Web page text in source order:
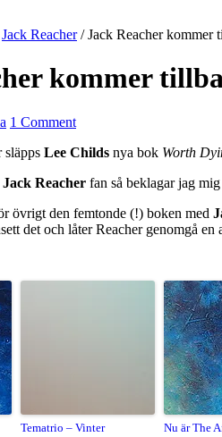
Jack Reacher /Jack Reacher kommer
kommer
1 Comment
släpps Lee Childs nya bok Worth
Jack Reacher fan så beklagar jag
övrigt den femtonde (!) boken med
det och låter Reacher genomgå
Tematrio – Vinter Nu är The